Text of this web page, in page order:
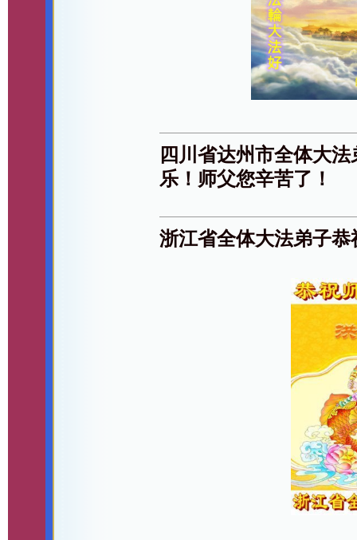
四川省达州市全体大
乐！师父您辛苦了！
浙江省全体大法弟子